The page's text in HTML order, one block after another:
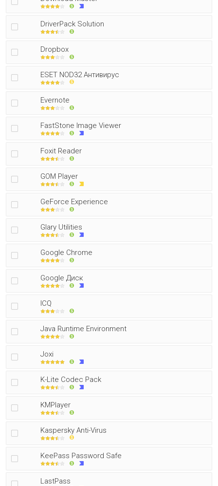
DriverPack Solution
Dropbox
ESET NOD32 Антивирус
Evernote
FastStone Image Viewer
Foxit Reader
GOM Player
GeForce Experience
Glary Utilities
Google Chrome
Google Диск
ICQ
Java Runtime Environment
Joxi
K-Lite Codec Pack
KMPlayer
Kaspersky Anti-Virus
KeePass Password Safe
LastPass